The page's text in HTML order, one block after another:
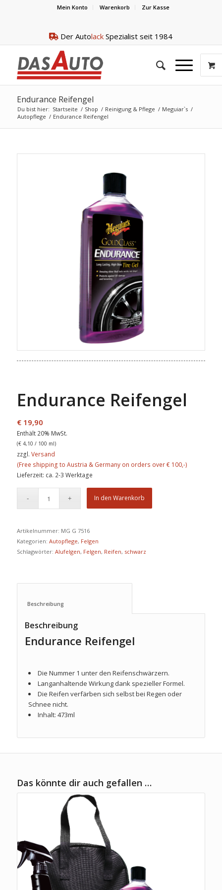
Mein Konto Warenkorb Zur Kasse
Der Autolack Spezialist seit 1984
Endurance Reifengel
Du bist hier: Startseite / Shop / Reinigung & Pflege / Meguiar`s /
Autopflege / Endurance Reifengel
Endurance Reifengel
€19,90
Enthält 20% MwSt.
(€4,10 / 100 ml)
zzgl. Versand
Lieferzeit: ca. 2-3 Werktage
In den Warenkorb
Artikelnummer: MG G 7516
Kategorien: Autopflege, Felgen
Schlagwörter: Alufelgen, Felgen, Reifen, schwarz
Beschreibung
Endurance Reifengel
Die Nummer 1 unter den Reifenschwärzern.
Langanhaltende Wirkung dank spezieller Formel.
Die Reifen verfärben sich selbst bei Regen oder
Schnee nicht.
Inhalt: 473ml
Das könnte dir auch gefallen …